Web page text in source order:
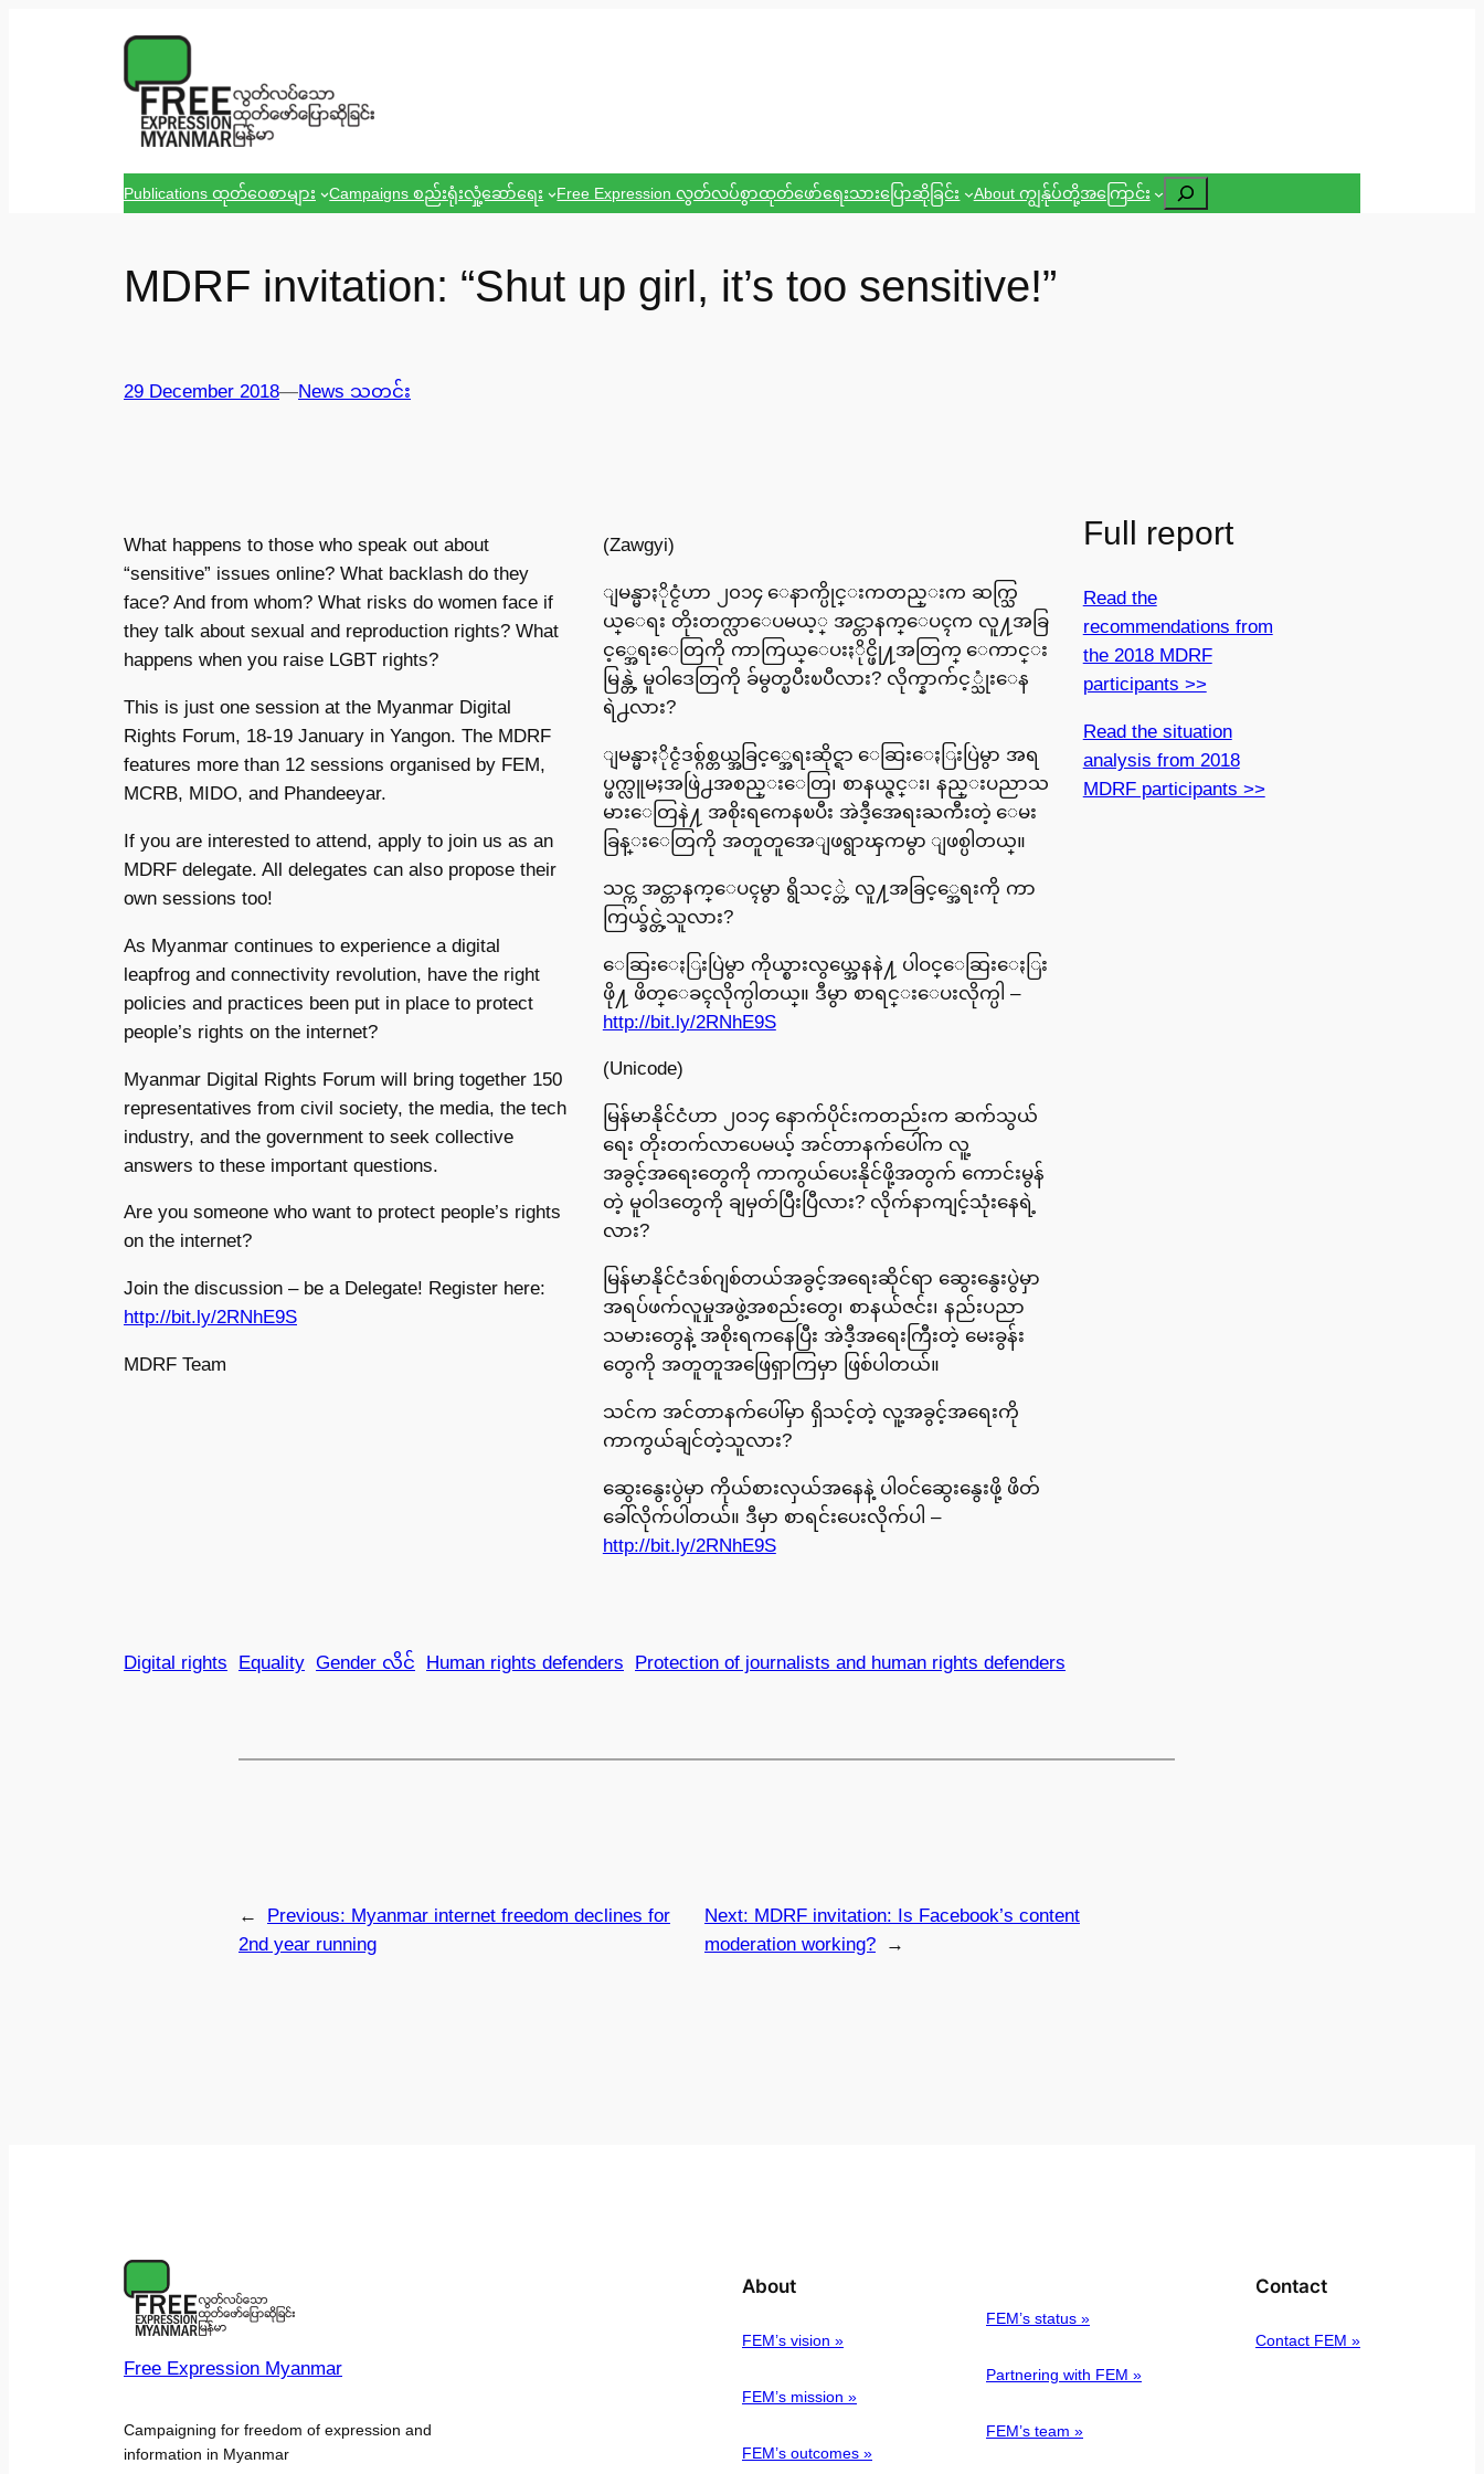
Publications ထုတ်ဝေစာများ Campaigns စည်းရုံးလှုံ့ဆော်ရေး Free Expression လွတ်လပ်စွာထုတ်ဖော်ရေးသားပြောဆိုခြင်း About ကျွန်ုပ်တို့အကြောင်း Search
MDRF invitation: “Shut up girl, it’s too sensitive!”
29 December 2018—News သတင်း
What happens to those who speak out about
“sensitive” issues online? What backlash do they
face? And from whom? What risks do women face if
they talk about sexual and reproduction rights? What
happens when you raise LGBT rights?
This is just one session at the Myanmar Digital
Rights Forum, 18-19 January in Yangon. The MDRF
features more than 12 sessions organised by FEM,
MCRB, MIDO, and Phandeeyar.
If you are interested to attend, apply to join us as an
MDRF delegate. All delegates can also propose their
own sessions too!
As Myanmar continues to experience a digital
leapfrog and connectivity revolution, have the right
policies and practices been put in place to protect
people’s rights on the internet?
Myanmar Digital Rights Forum will bring together 150
representatives from civil society, the media, the tech
industry, and the government to seek collective
answers to these important questions.
Are you someone who want to protect people’s rights
on the internet?
Join the discussion – be a Delegate! Register here:
http://bit.ly/2RNhE9S
MDRF Team
(Zawgyi)
ျမန္မာႏိုင္ငံဟာ ၂၀၁၄ ေနာက္ပိုင္းကတည္းက ဆက္သြ
ယ္ေရး တိုးတက္လာေပမယ့္ အင္တာနက္ေပၚက လူ႔အခြ
င့္အေရးေတြကို ကာကြယ္ေပးႏိုင္ဖို႔အတြက္ ေကာင္း
မြန္တဲ့ မူဝါဒေတြကို ခ်မွတ္ၿပီးၿပီလား? လိုက္နာက်င့္သုံးေန
ရဲ႕လား?
ျမန္မာႏိုင္ငံဒစ္ဂ်စ္တယ္အခြင့္အေရးဆိုင္ရာ ေဆြးေႏြးပြဲမွာ အရ
ပ္ဖက္လူမႈအဖြဲ႕အစည္းေတြ၊ စာနယ္ဇင္း၊ နည္းပညာသ
မားေတြနဲ႔ အစိုးရကေနၿပီး အဲဒီ့အေရးႀကီးတဲ့ ေမး
ခြန္းေတြကို အတူတူအေျဖရွာၾကမွာ ျဖစ္ပါတယ္။
သင္က အင္တာနက္ေပၚမွာ ရွိသင့္တဲ့ လူ႔အခြင့္အေရးကို ကာ
ကြယ္ခ်င္တဲ့သူလား?
ေဆြးေႏြးပြဲမွာ ကိုယ္စားလွယ္အေနနဲ႔ ပါဝင္ေဆြးေႏြး
ဖို႔ ဖိတ္ေခၚလိုက္ပါတယ္။ ဒီမွာ စာရင္းေပးလိုက္ပါ –
http://bit.ly/2RNhE9S
(Unicode)
မြန်မာနိုင်ငံဟာ ၂၀၁၄ နောက်ပိုင်းကတည်းက ဆက်သွယ်
ရေး တိုးတက်လာပေမယ့် အင်တာနက်ပေါ်က လူ့
အခွင့်အရေးတွေကို ကာကွယ်ပေးနိုင်ဖို့အတွက် ကောင်းမွန်
တဲ့ မူဝါဒတွေကို ချမှတ်ပြီးပြီလား? လိုက်နာကျင့်သုံးနေရဲ့
လား?
မြန်မာနိုင်ငံဒစ်ဂျစ်တယ်အခွင့်အရေးဆိုင်ရာ ဆွေးနွေးပွဲမှာ
အရပ်ဖက်လူမှုအဖွဲ့အစည်းတွေ၊ စာနယ်ဇင်း၊ နည်းပညာ
သမားတွေနဲ့ အစိုးရကနေပြီး အဲဒီ့အရေးကြီးတဲ့ မေးခွန်း
တွေကို အတူတူအဖြေရှာကြမှာ ဖြစ်ပါတယ်။
သင်က အင်တာနက်ပေါ်မှာ ရှိသင့်တဲ့ လူ့အခွင့်အရေးကို
ကာကွယ်ချင်တဲ့သူလား?
ဆွေးနွေးပွဲမှာ ကိုယ်စားလှယ်အနေနဲ့ ပါဝင်ဆွေးနွေးဖို့ ဖိတ်
ခေါ်လိုက်ပါတယ်။ ဒီမှာ စာရင်းပေးလိုက်ပါ –
http://bit.ly/2RNhE9S
Full report
Read the
recommendations from
the 2018 MDRF
participants >>
Read the situation
analysis from 2018
MDRF participants >>
Digital rights Equality Gender လိင် Human rights defenders Protection of journalists and human rights defenders
← Previous: Myanmar internet freedom declines for
2nd year running
Next: MDRF invitation: Is Facebook’s content
moderation working?
→
Free Expression Myanmar
Campaigning for freedom of expression and
information in Myanmar
About
FEM’s vision »
FEM’s mission »
FEM’s outcomes »
FEM’s status »
Partnering with FEM »
FEM’s team »
Contact
Contact FEM »